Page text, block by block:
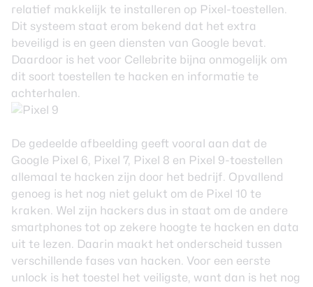
relatief makkelijk te installeren op Pixel-toestellen.
Dit systeem staat erom bekend dat het extra
beveiligd is en geen diensten van Google bevat.
Daardoor is het voor Cellebrite bijna onmogelijk om
dit soort toestellen te hacken en informatie te
achterhalen.
De gedeelde afbeelding geeft vooral aan dat de
Google Pixel 6, Pixel 7, Pixel 8 en Pixel 9-toestellen
allemaal te hacken zijn door het bedrijf. Opvallend
genoeg is het nog niet gelukt om de Pixel 10 te
kraken. Wel zijn hackers dus in staat om de andere
smartphones tot op zekere hoogte te hacken en data
uit te lezen. Daarin maakt het onderscheid tussen
verschillende fases van hacken. Voor een eerste
unlock is het toestel het veiligste, want dan is het nog